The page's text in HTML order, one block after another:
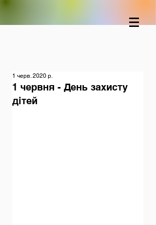
1 червня - День захисту
дітей
1 черв. 2020 р.